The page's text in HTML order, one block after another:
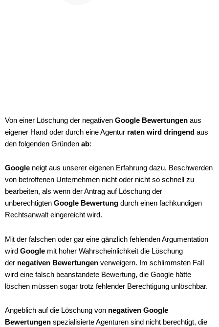
Von einer Löschung der negativen Google Bewertungen aus
eigener Hand oder durch eine Agentur raten wird dringend aus
den folgenden Gründen ab:
Google neigt aus unserer eigenen Erfahrung dazu, Beschwerden
von betroffenen Unternehmen nicht oder nicht so schnell zu
bearbeiten, als wenn der Antrag auf Löschung der
unberechtigten Google Bewertung durch einen fachkundigen
Rechtsanwalt eingereicht wird.
Mit der falschen oder gar eine gänzlich fehlenden Argumentation
wird Google mit hoher Wahrscheinlichkeit die Löschung
der negativen Bewertungen verweigern. Im schlimmsten Fall
wird eine falsch beanstandete Bewertung, die Google hätte
löschen müssen sogar trotz fehlender Berechtigung unlöschbar.
Angeblich auf die Löschung von negativen Google
Bewertungen spezialisierte Agenturen sind nicht berechtigt, die